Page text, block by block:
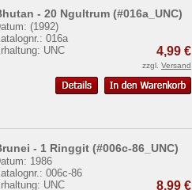
- 20 Ngultrum (#016a_UNC)
(1992)
016a
UNC
4,99 €
zzgl. Versand
- 1 Ringgit (#006c-86_UNC)
1986
006c-86
UNC
8,99 €